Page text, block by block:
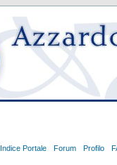
Indice Portale Forum Profilo